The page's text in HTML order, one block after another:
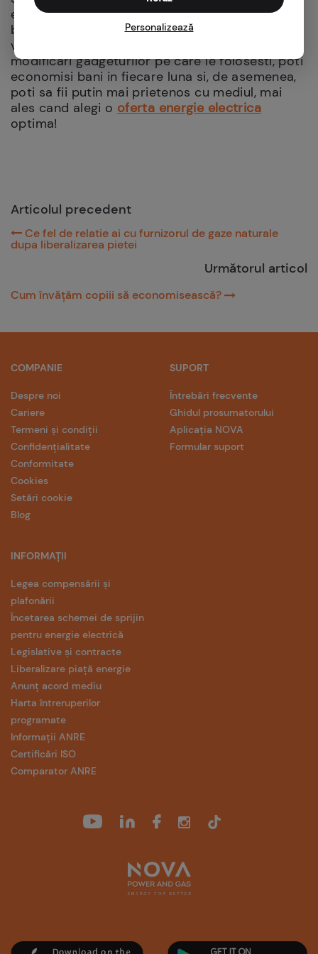
ecologica, ci te poate ajuta sa economisesti
bani in fiecare luna. Este greu sa-ti schimbi
viata peste noapte, dar daca poti aduce mici
modificari gadgeturilor pe care le folosesti, poti
economisi bani in fiecare luna si, de asemenea,
poti sa fii putin mai prietenos cu mediul, mai
ales cand alegi o oferta energie electrica
optima!
Articolul precedent
Ce fel de relatie ai cu furnizorul de gaze naturale
dupa liberalizarea pietei
Următorul articol
Cum învățăm copiii să economisească?
COMPANIE
Despre noi
Cariere
Termeni și condiții
Confidențialitate
Conformitate
Cookies
Setări cookie
Blog
INFORMAȚII
Legea compensării și
plafonării
Încetarea schemei de sprijin
pentru energie electrică
Legislative și contracte
Liberalizare piață energie
Anunț acord mediu
Harta întreruperilor
programate
Informații ANRE
Certificări ISO
Comparator ANRE
SUPORT
Întrebări frecvente
Ghidul prosumatorului
Aplicația NOVA
Formular suport
Personalizează